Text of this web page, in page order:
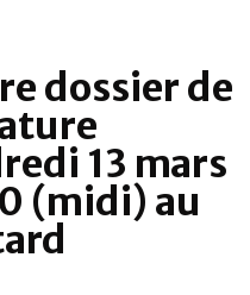
dossier de
13 mars
(midi) au